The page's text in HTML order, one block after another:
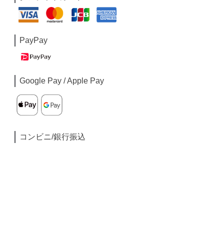
PayPay
Google Pay / Apple Pay
コンビニ/銀行振込